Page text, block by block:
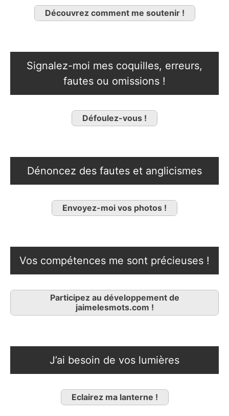
Découvrez comment me soutenir !
Signalez-moi mes coquilles, erreurs,
fautes ou omissions !
Défoulez-vous !
Dénoncez des fautes et anglicismes
Envoyez-moi vos photos !
Vos compétences me sont précieuses !
Participez au développement de
jaimelesmots.com !
J’ai besoin de vos lumières
Eclairez ma lanterne !